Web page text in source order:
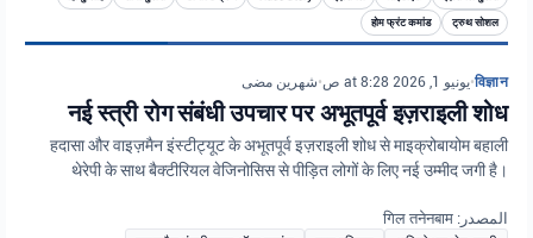
ट्रुथ सोशल
होम फ्रंट कमांड
विज्ञान
•يونيو 1, 2026 at 8:28 ص •شهرين مضى
नई स्त्री रोग संबंधी उपचार पर अभूतपूर्व इज़राइली शोध
हदासा और वाइज़मैन इंस्टीट्यूट के अभूतपूर्व इज़राइली शोध से माइक्रोबायोम बहाली
थेरेपी के साथ बैक्टीरियल वेजिनोसिस से पीड़ित लोगों के लिए नई उम्मीद जगी है।
المصدر: गिल तनेनबाम